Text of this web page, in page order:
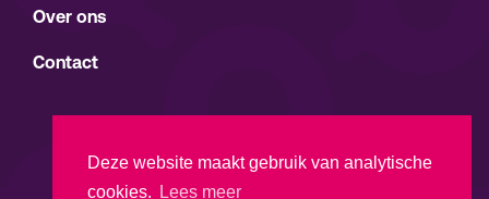
Deze website maakt gebruik van analytische
cookies.
Lees meer
Over ons
Contact